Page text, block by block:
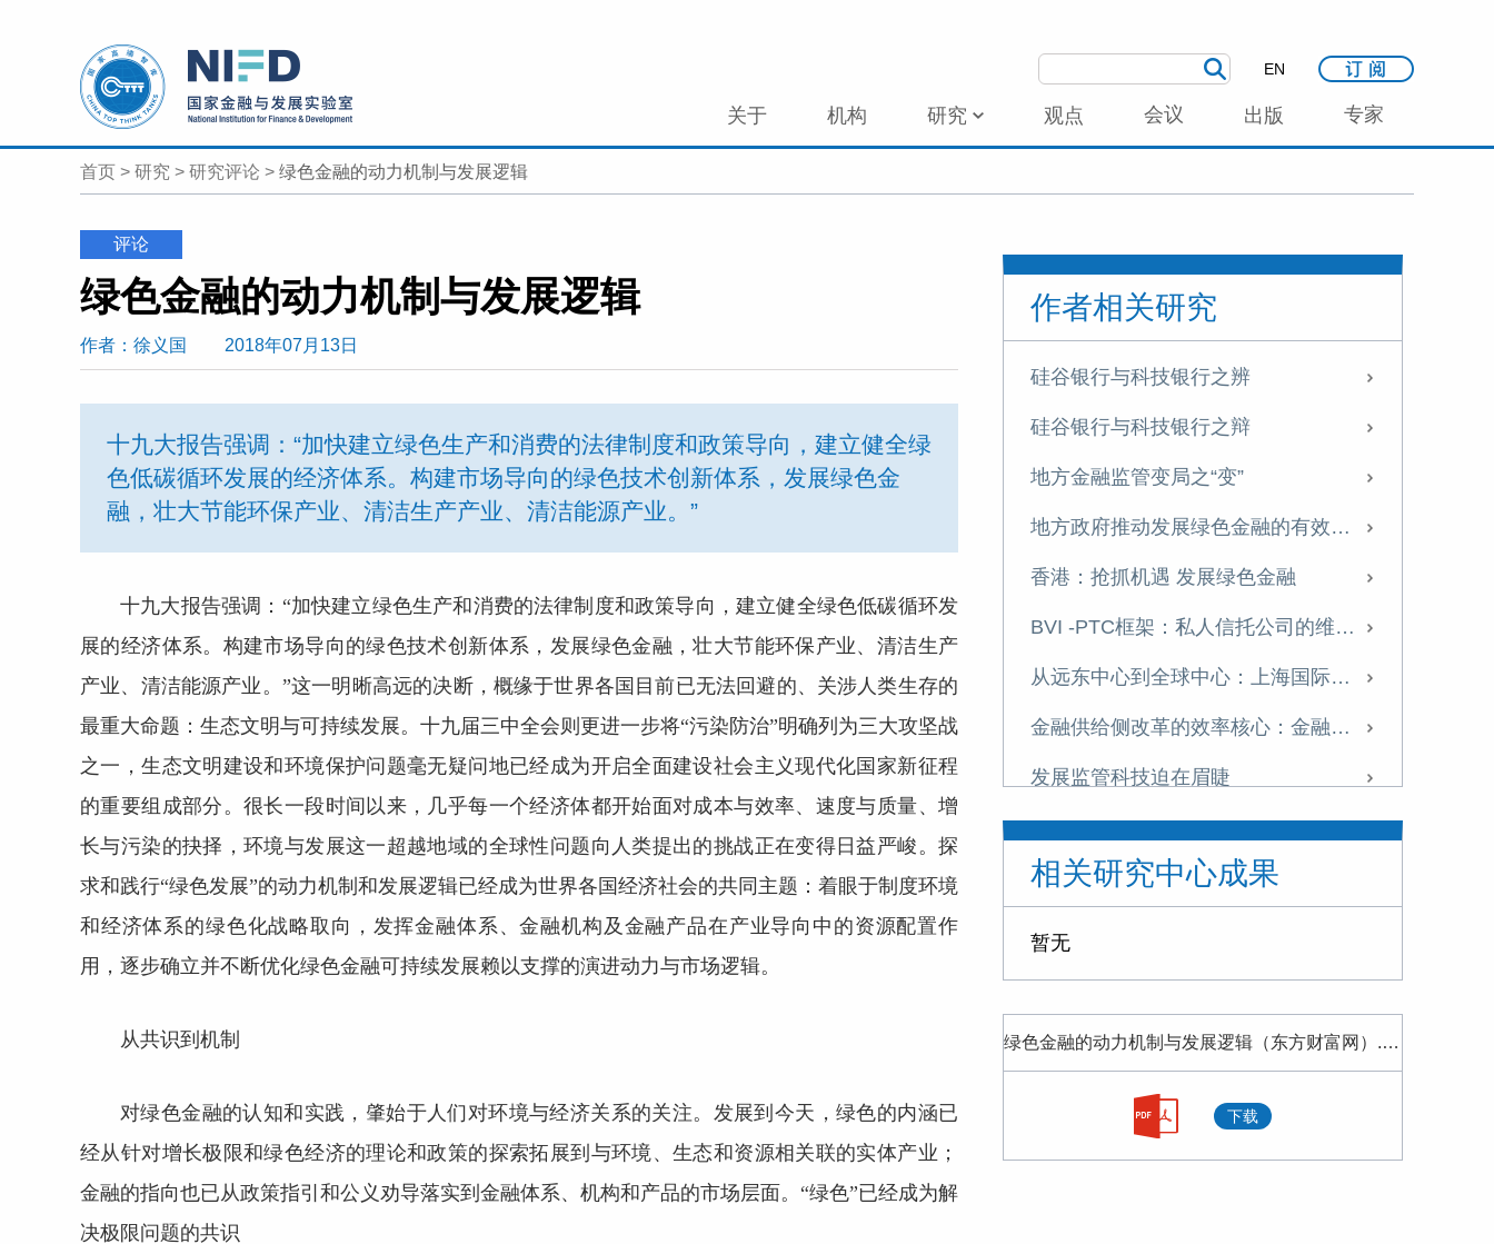
EN
关于 机构 研究 观点 会议 出版 专家
首页 > 研究 > 研究评论 > 绿色金融的动力机制与发展逻辑
评论
绿色金融的动力机制与发展逻辑
作者 ：徐义国 2018年07月13日
十九大报告强调：“加快建立绿色生产和消费的法律制度和政策导向，建立健全绿
色低碳循环发展的经济体系。构建市场导向的绿色技术创新体系，发展绿色金
融，壮大节能环保产业、清洁生产产业、清洁能源产业。”
十九大报告强调：“加快建立绿色生产和消费的法律制度和政策导向，建立健全绿色低碳循环发
展的经济体系。构建市场导向的绿色技术创新体系，发展绿色金融，壮大节能环保产业、清洁生产
产业、清洁能源产业。”这一明晰高远的决断，概缘于世界各国目前已无法回避的、关涉人类生存的
最重大命题：生态文明与可持续发展。十九届三中全会则更进一步将“污染防治”明确列为三大攻坚战
之一，生态文明建设和环境保护问题毫无疑问地已经成为开启全面建设社会主义现代化国家新征程
的重要组成部分。很长一段时间以来，几乎每一个经济体都开始面对成本与效率、速度与质量、增
长与污染的抉择，环境与发展这一超越地域的全球性问题向人类提出的挑战正在变得日益严峻。探
求和践行“绿色发展”的动力机制和发展逻辑已经成为世界各国经济社会的共同主题：着眼于制度环境
和经济体系的绿色化战略取向，发挥金融体系、金融机构及金融产品在产业导向中的资源配置作
用，逐步确立并不断优化绿色金融可持续发展赖以支撑的演进动力与市场逻辑。
从共识到机制
对绿色金融的认知和实践，肇始于人们对环境与经济关系的关注。发展到今天，绿色的内涵已
经从针对增长极限和绿色经济的理论和政策的探索拓展到与环境、生态和资源相关联的实体产业；
金融的指向也已从政策指引和公义劝导落实到金融体系、机构和产品的市场层面。“绿色”已经成为解
决极限问题的共识
作者相关研究
硅谷银行与科技银行之辨
硅谷银行与科技银行之辩
地方金融监管变局之“变”
地方政府推动发展绿色金融的有效路径
香港：抢抓机遇 发展绿色金融
BVI -PTC框架：私人信托公司的维尔京模式
从远东中心到全球中心：上海国际金融中心的演进与跃迁 ——发展标金市场的历史智慧与现实选择
金融供给侧改革的效率核心：金融结构的市场逻辑与政策取向
发展监管科技迫在眉睫
地方金融监管：新格局下的新使命
绿色金融的动力机制与发展逻辑
金融与科技的交互——科技金融与金融科技之辨
科技金融的逻辑关联与实践演进
相关研究中心成果
暂无
绿色金融的动力机制与发展逻辑（东方财富网）.pdf
下载